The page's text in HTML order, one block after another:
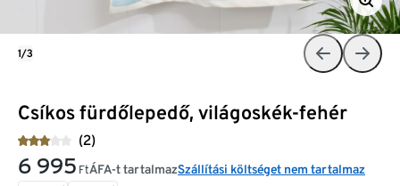
Csíkos fürdőlepedő, világoskék-fehér
(2)
6 995 FtÁFA-t tartalmazSzállítási költséget nem tartalmaz
1/3